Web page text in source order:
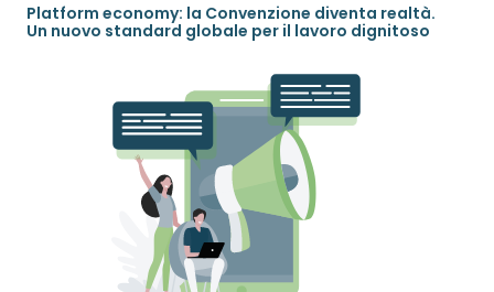
Platform economy: la Convenzione diventa realtà.
Un nuovo standard globale per il lavoro dignitoso